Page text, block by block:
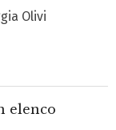
Olivi
elenco